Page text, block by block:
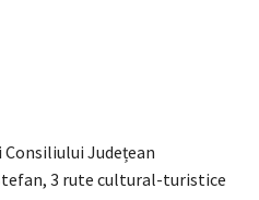
Județean
3 rute cultural-turistice